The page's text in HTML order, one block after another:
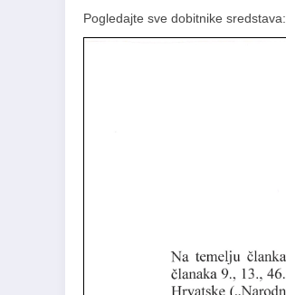
Pogledajte sve dobitnike sredstava: